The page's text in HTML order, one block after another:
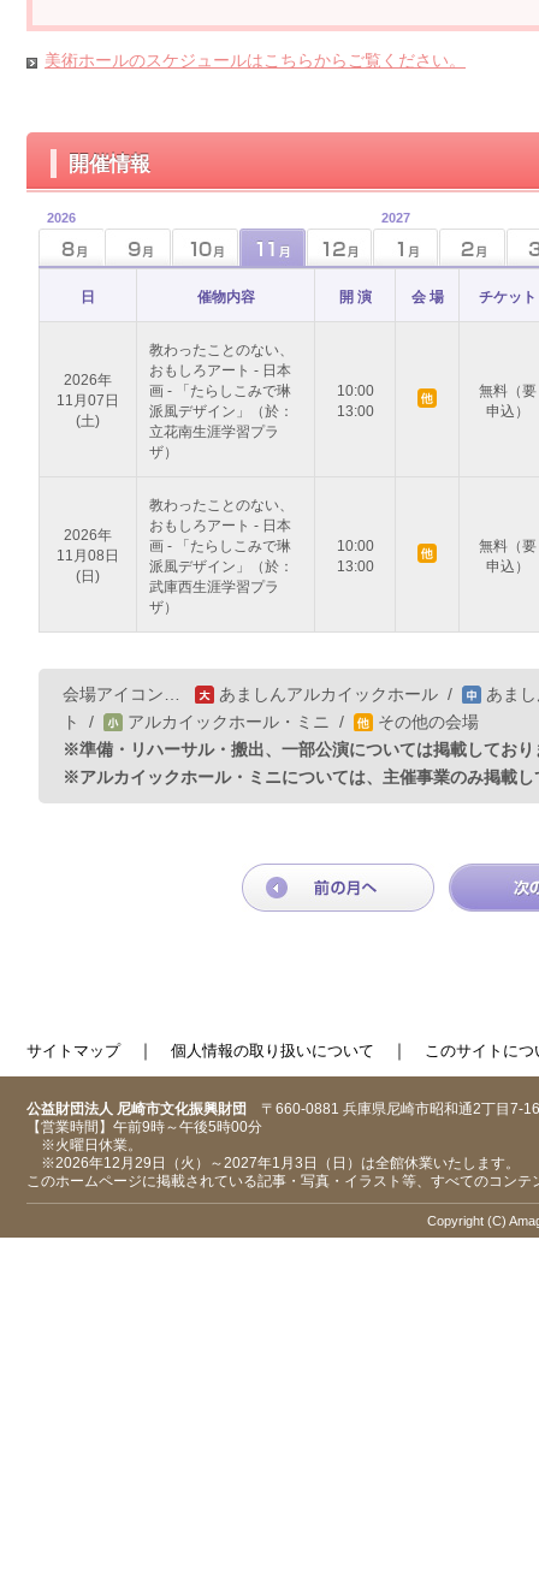
美術ホールのスケジュールはこちらからご覧ください。
開催情報
2026 2027
日 催物内容 開 演 会 場 チケット
2026年
11月07日
(土)
教わったことのない、
おもしろアート - 日本
画 - 「たらしこみで琳
派風デザイン」（於：
立花南生涯学習プラ
ザ）
10:00
13:00
無料（要
申込）
2026年
11月08日
(日)
教わったことのない、
おもしろアート - 日本
画 - 「たらしこみで琳
派風デザイン」（於：
武庫西生涯学習プラ
ザ）
10:00
13:00
無料（要
申込）
会場アイコン… あましんアルカイックホール /
あま
ト
/ アルカイックホール・ミニ /
その他の会場
※準備・リハーサル・搬出、一部公演については掲載しており
※アルカイックホール・ミニについては、主催事業のみ掲載し
サイトマップ｜ 個人情報の取り扱いについて ｜ このサイトにつ
公益財団法人 尼崎市文化振興財団 〒660-0881 兵庫県尼崎市昭和通2丁目7-16
【営業時間】午前9時～午後5時00分
※火曜日休業。
※2026年12月29日（火）～2027年1月3日（日）は全館休業いたします。
このホームページに掲載されている記事・写真・イラスト等、すべてのコン
Copyright (C)